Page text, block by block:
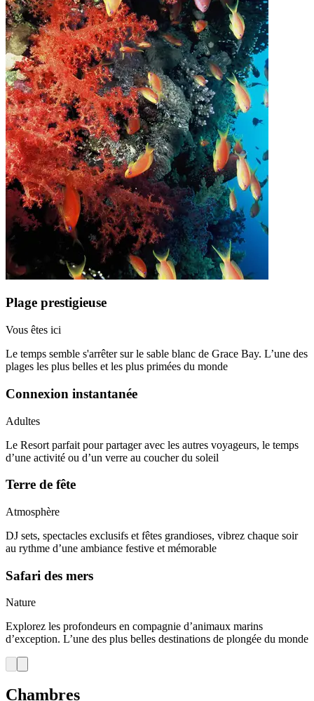
Plage prestigieuse
Vous êtes ici
Le temps semble s'arrêter sur le sable blanc de Grace Bay. L’une des
plages les plus belles et les plus primées du monde
Connexion instantanée
Adultes
Le Resort parfait pour partager avec les autres voyageurs, le temps
d’une activité ou d’un verre au coucher du soleil
Terre de fête
Atmosphère
DJ sets, spectacles exclusifs et fêtes grandioses, vibrez chaque soir
au rythme d’une ambiance festive et mémorable
Safari des mers
Nature
Explorez les profondeurs en compagnie d’animaux marins
d’exception. L’une des plus belles destinations de plongée du monde
Chambres